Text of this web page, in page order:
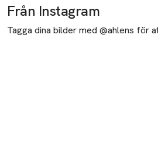
Från Instagram
Tagga dina bilder med @ahlens för